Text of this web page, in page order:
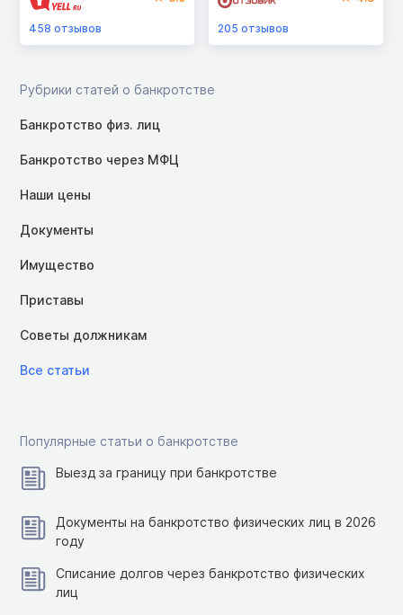
458 отзывов 205отзывов
Рубрики статей о банкротстве
Банкротство физ. лиц
Банкротство через МФЦ
Наши цены
Документы
Имущество
Приставы
Советы должникам
Все статьи
Популярные статьи о банкротстве
Выезд за границу при банкротстве
Документы на банкротство физических лиц в 2026
году
Списание долгов через банкротство физических
лиц